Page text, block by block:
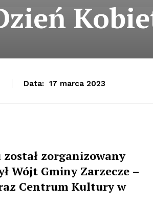
Data: 17 marca 2023
został zorganizowany
Wójt Gminy Zarzecze –
Centrum Kultury w